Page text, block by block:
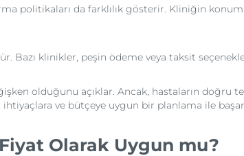
politikaları da farklılık gösterir. Kliniğin
Bazı klinikler, peşin ödeme veya taksit
olduğunu açıklar. Ancak, hastaların
ve bütçeye uygun bir planlama ile
Olarak Uygun mu?